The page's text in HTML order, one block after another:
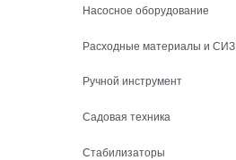
Насосное оборудование
Расходные материалы и СИЗ
Ручной инструмент
Садовая техника
Стабилизаторы